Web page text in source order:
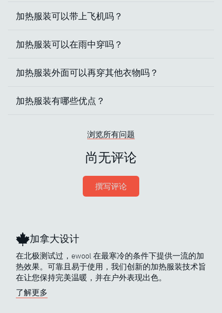
加热服装可以带上飞机吗？
加热服装可以在雨中穿吗？
加热服装外面可以再穿其他衣物吗？
加热服装有哪些优点？
浏览所有问题
尚无评论
撰写评论
加拿大设计
在北极测试过，ewool 在最寒冷的条件下提供一流的加
热效果。可靠且易于使用，我们创新的加热服装技术旨
在让您保持完美温暖，并在户外表现出色。
了解更多